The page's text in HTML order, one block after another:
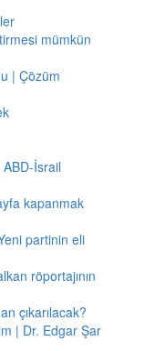
mümkün
| Çözüm
İsrail
kapanmak
partinin eli
röportajının
çıkarılacak?
| Dr. Edgar Şar